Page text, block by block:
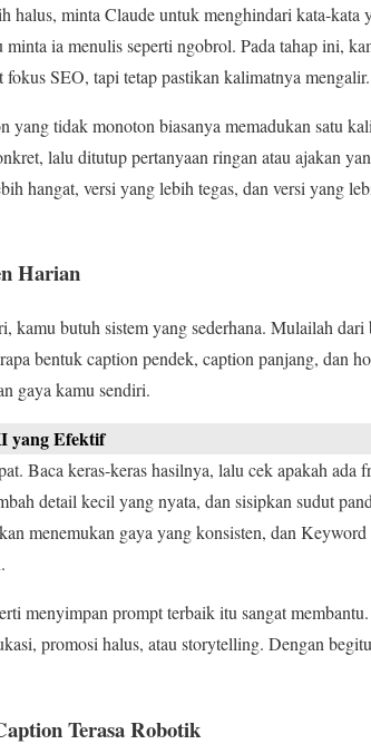
minta Claude untuk menghindari kata-kata
minta ia menulis seperti ngobrol. Pada tahap ini,
SEO, tapi tetap pastikan kalimatnya mengalir.
yang tidak monoton biasanya memadukan satu
lalu ditutup pertanyaan ringan atau ajakan
hangat, versi yang lebih tegas, dan versi yang
Harian
kamu butuh sistem yang sederhana. Mulailah
bentuk caption pendek, caption panjang, dan
gaya kamu sendiri.
yang Efektif
Baca keras-keras hasilnya, lalu cek apakah ada
detail kecil yang nyata, dan sisipkan sudut
menemukan gaya yang konsisten, dan
menyimpan prompt terbaik itu sangat
promosi halus, atau storytelling. Dengan
Terasa Robotik